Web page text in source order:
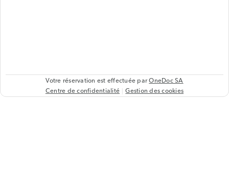
Votre réservation est effectuée parOneDoc SA
Centre de confidentialité Gestion des cookies